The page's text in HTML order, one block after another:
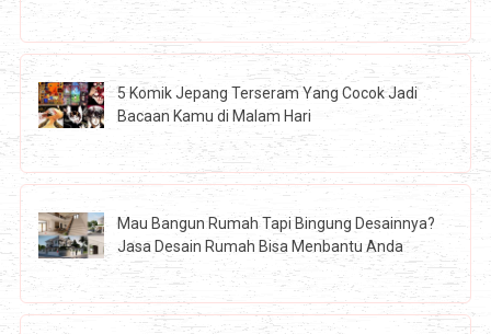
5 Komik Jepang Terseram Yang Cocok Jadi
Bacaan Kamu di Malam Hari
Mau Bangun Rumah Tapi Bingung Desainnya?
Jasa Desain Rumah Bisa Menbantu Anda